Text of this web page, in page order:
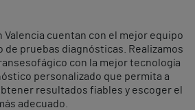
Valencia cuentan con el mejor equipo
de pruebas diagnósticas. Realizamos
con la mejor tecnología
personalizado que permita a
resultados fiables y escoger el
adecuado.